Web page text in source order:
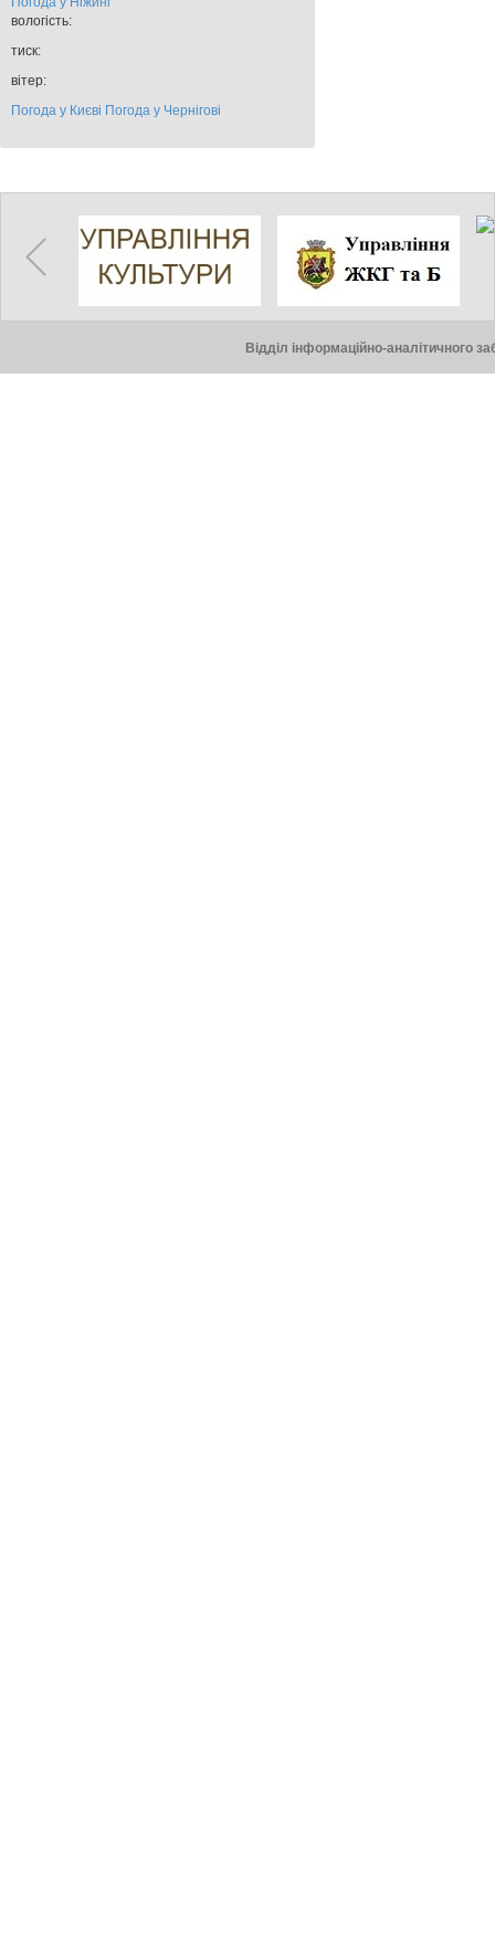
вологість:
тиск:
вітер:
Погода у Києві Погода у Чернігові
Відділ інформаційно-аналітичного